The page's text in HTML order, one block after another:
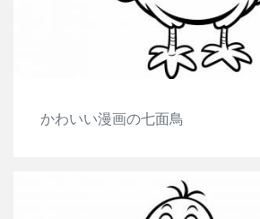
かわいい漫画の七面鳥